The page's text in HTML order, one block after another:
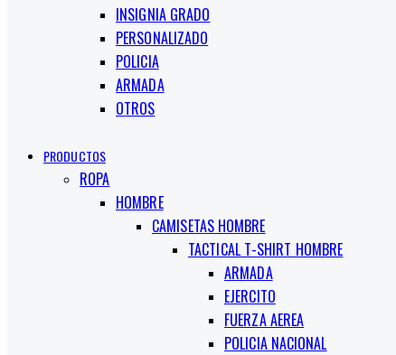
INSIGNIA GRADO
PERSONALIZADO
POLICIA
ARMADA
OTROS
PRODUCTOS
ROPA
HOMBRE
CAMISETAS HOMBRE
TACTICAL T-SHIRT HOMBRE
ARMADA
EJERCITO
FUERZA AEREA
POLICIA NACIONAL